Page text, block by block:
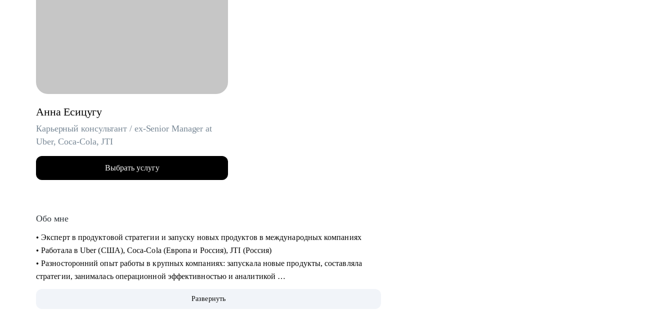
Анна Есицугу
Карьерный консультант / ex-Senior Manager at
Uber, Coca-Cola, JTI
Выбрать услугу
Обо мне
• Эксперт в продуктовой стратегии и запуску новых продуктов в международных компаниях
• Работала в Uber (США), Coca-Cola (Европа и Россия), JTI (Россия)
• Разносторонний опыт работы в крупных компаниях: запускала новые продукты, составляла
стратегии, занималась операционной эффективностью и аналитикой
дарксторов для линии косметики Дженнифер Энистон на Uber Eats
Развернуть